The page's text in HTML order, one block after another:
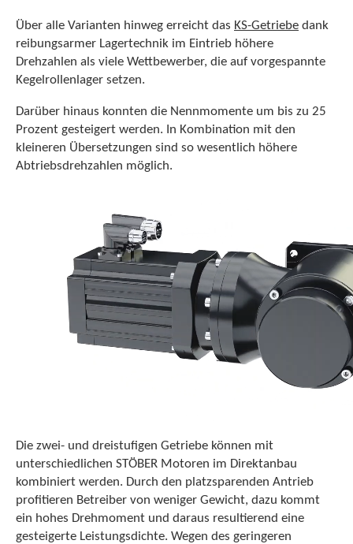
Über alle Varianten hinweg erreicht das KS-Getriebe dank
reibungsarmer Lagertechnik im Eintrieb höhere
Drehzahlen als viele Wettbewerber, die auf vorgespannte
Kegelrollenlager setzen.
Darüber hinaus konnten die Nennmomente um bis zu 25
Prozent gesteigert werden. In Kombination mit den
kleineren Übersetzungen sind so wesentlich höhere
Abtriebsdrehzahlen möglich.
Die zwei- und dreistufigen Getriebe können mit
unterschiedlichen STÖBER Motoren im Direktanbau
kombiniert werden. Durch den platzsparenden Antrieb
profitieren Betreiber von weniger Gewicht, dazu kommt
ein hohes Drehmoment und daraus resultierend eine
gesteigerte Leistungsdichte. Wegen des geringeren